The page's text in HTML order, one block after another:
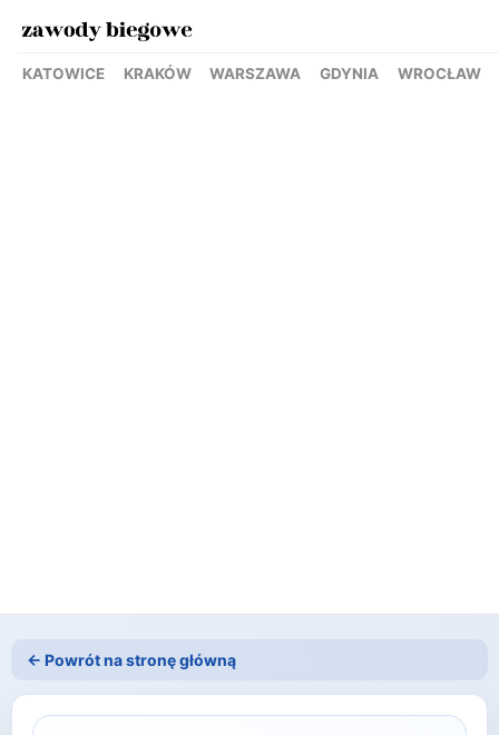
KATOWICE KRAKÓW WARSZAWA GDYNIA WROCŁAW
← Powrót na stronę główną